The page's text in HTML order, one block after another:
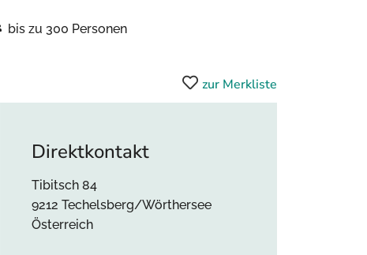
bis zu 300 Personen
zur Merkliste
Direktkontakt
Tibitsch 84
9212 Techelsberg/Wörthersee
Österreich